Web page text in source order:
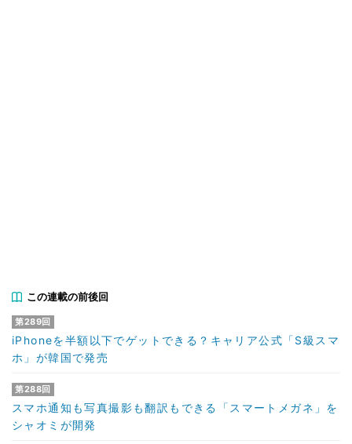
この連載の前後回
第289回
iPhoneを半額以下でゲットできる？キャリア公式「S級スマ
ホ」が韓国で発売
第288回
スマホ通知も写真撮影も翻訳もできる「スマートメガネ」を
シャオミが開発